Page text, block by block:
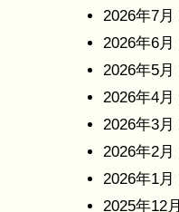
2026年7月
2026年6月
2026年5月
2026年4月
2026年3月
2026年2月
2026年1月
2025年12月